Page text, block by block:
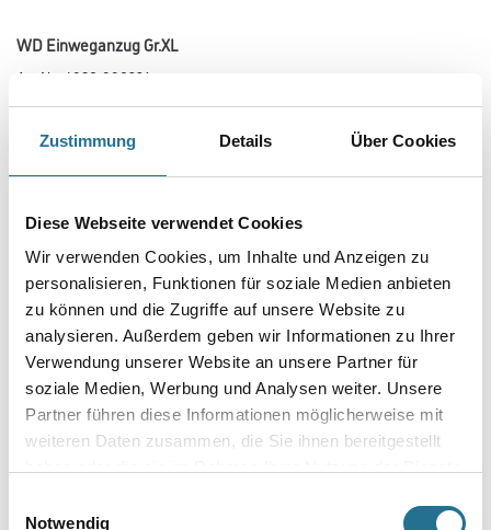
Zustimmung Details Über Cookies
Diese Webseite verwendet Cookies
Wir verwenden Cookies, um Inhalte und Anzeigen zu
personalisieren, Funktionen für soziale Medien anbieten
zu können und die Zugriffe auf unsere Website zu
analysieren. Außerdem geben wir Informationen zu Ihrer
Verwendung unserer Website an unsere Partner für
soziale Medien, Werbung und Analysen weiter. Unsere
Partner führen diese Informationen möglicherweise mit
weiteren Daten zusammen, die Sie ihnen bereitgestellt
Notwendig
WD Einweganzug Gr.XL
Art-Nr.: 4086-006331
Umrechnungsfaktoren